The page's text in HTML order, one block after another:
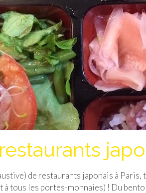
de restaurants japonais à
à tous les portes-monnaies) ! Du